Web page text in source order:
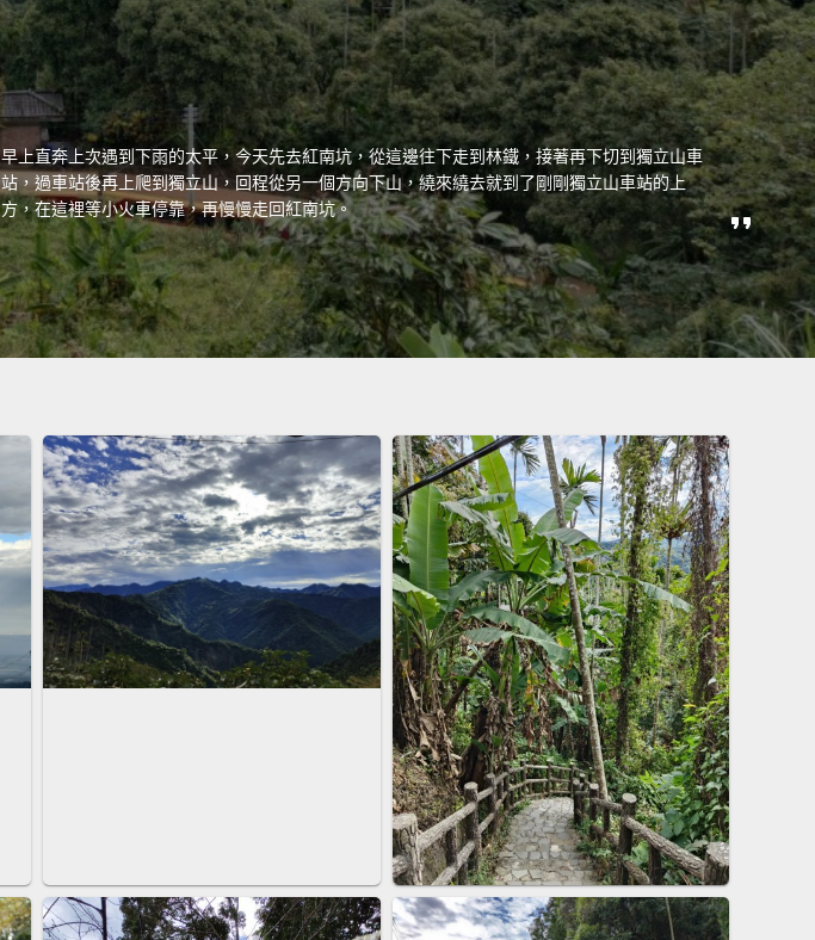
早上直奔上次遇到下雨的太平，今天先去紅南坑，從這邊往下走到林鐵，接著再下切到獨立山車
站，過車站後再上爬到獨立山，回程從另一個方向下山，繞來繞去就到了剛剛獨立山車站的上
方，在這裡等小火車停靠，再慢慢走回紅南坑。